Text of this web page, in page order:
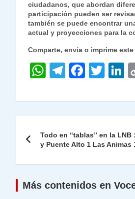
ciudadanos, que abordan
participación pueden ser
también se puede encontrar
actual y proyecciones para la
Comparte, envía o imprime
W
at
A
p
p
T
e
a
m
F
c
b
o
o
k
T
itt k
n
de
entradas
Todo en “tablas” en la LNB
y Puente Alto 1 Las Animas
Más contenidos en